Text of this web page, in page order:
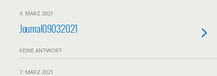
9. MÄRZ 2021
Journal09032021
KEINE ANTWORT
7. MÄRZ 2021